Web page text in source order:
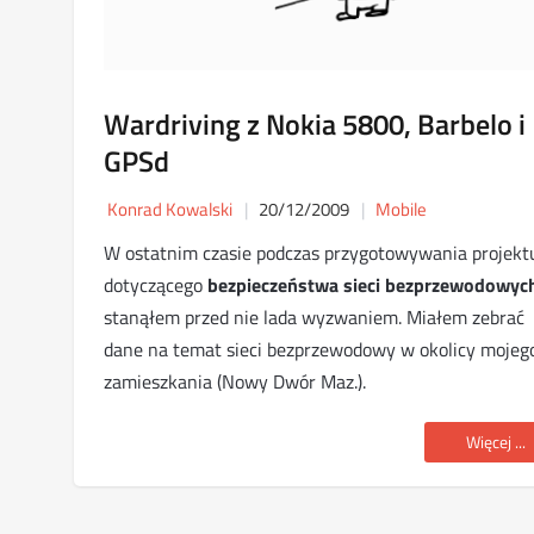
Wardriving z Nokia 5800, Barbelo i
GPSd
Konrad Kowalski 20/12/2009 Mobile
W ostatnim czasie podczas przygotowywania
dotyczącego bezpieczeństwa sieci
stanąłem przed nie lada wyzwaniem. Miałem zebrać
dane na temat sieci bezprzewodowy w okolicy
zamieszkania (Nowy Dwór Maz.).
Więcej ...